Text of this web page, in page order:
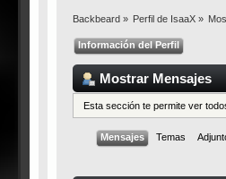
Backbeard» Perfil de IsaaX»
Información del Perfil
Mostrar Mensajes
Esta sección te permite ver
Mensajes Temas